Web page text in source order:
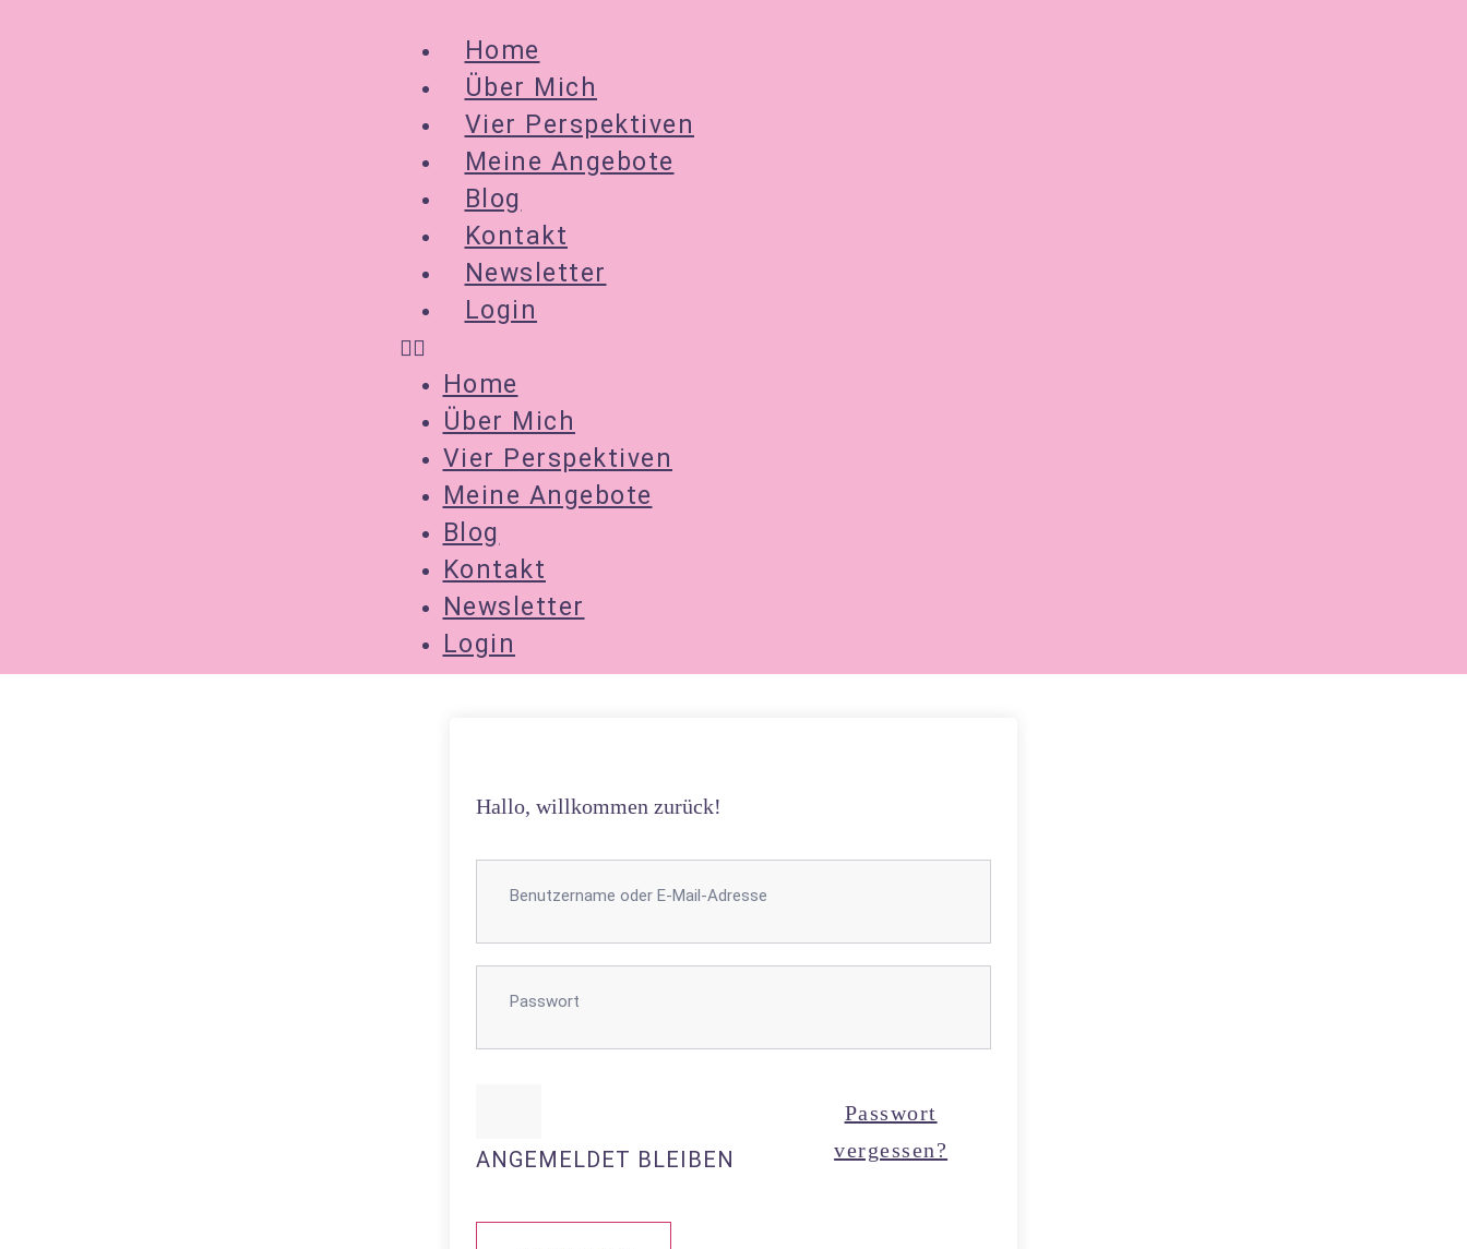
Home
Über Mich
Vier Perspektiven
Meine Angebote
Blog
Kontakt
Newsletter
Login
Home
Über Mich
Vier Perspektiven
Meine Angebote
Blog
Kontakt
Newsletter
Login
Hallo, willkommen zurück!
ANGEMELDET BLEIBEN
Passwort
vergessen?